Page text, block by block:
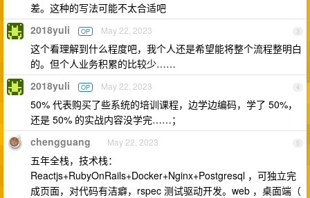
差。这种的写法可能不太合适吧
3
2018yuli OP May 22, 2023
这个看理解到什么程度吧，我个人还是希望能将整个流程整明白
的。但个人业务积累的比较少……
4
2018yuli OP May 22, 2023
50% 代表购买了些系统的培训课程，边学边编码，学了 50%，
还是 50% 的实战内容没学完……；
5
chengguang May 22, 2023
五年全栈，技术栈：
Reactjs+RubyOnRails+Docker+Nginx+Postgresql ，可独立完
成页面，对代码有洁癖，rspec 测试驱动开发。web ，桌面端（